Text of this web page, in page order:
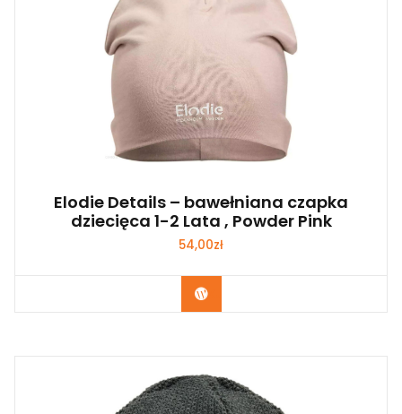
Elodie Details – bawełniana czapka
dziecięca 1-2 Lata , Powder Pink
54,00zł
Kup Teraz